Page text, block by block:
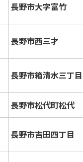
長野市大字富竹
長野市西三才
長野市箱清水三丁目
長野市松代町松代
長野市吉田四丁目